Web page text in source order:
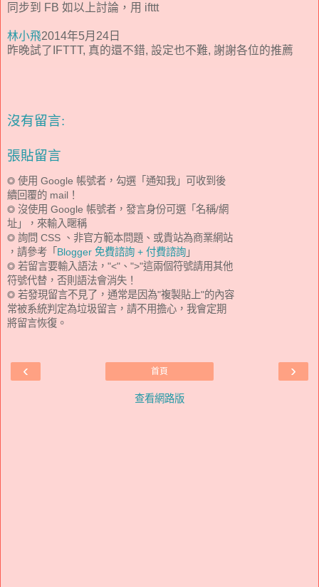
同步到 FB 如以上討論，用 ifttt
林小飛2014年5月24日
昨晚試了IFTTT, 真的還不錯, 設定也不難, 謝謝各位的推薦
沒有留言:
張貼留言
◎ 使用 Google 帳號者，勾選「通知我」可收到後
續回覆的 mail！
◎ 沒使用 Google 帳號者，發言身份可選「名稱/網
址」，來輸入暱稱
◎ 詢問 CSS 、非官方範本問題、或貴站為商業網站
，請參考「 Blogger 免費諮詢 + 付費諮詢 」
◎ 若留言要輸入語法，"<"、">"這兩個符號請用其他
符號代替，否則語法會消失！
◎ 若發現留言不見了，通常是因為"複製貼上"的內容
常被系統判定為垃圾留言，請不用擔心，我會定期
將留言恢復。
‹ ›
首頁
查看網路版